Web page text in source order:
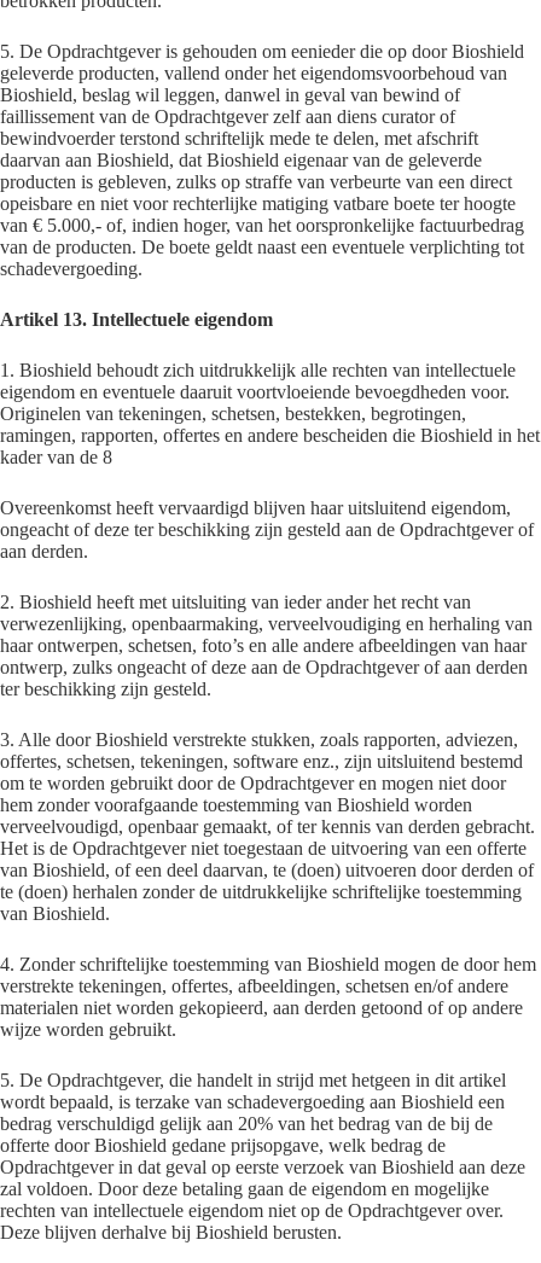
5. De Opdrachtgever is gehouden om eenieder die op door Bioshield
geleverde producten, vallend onder het eigendomsvoorbehoud van
Bioshield, beslag wil leggen, danwel in geval van bewind of
faillissement van de Opdrachtgever zelf aan diens curator of
bewindvoerder terstond schriftelijk mede te delen, met afschrift
daarvan aan Bioshield, dat Bioshield eigenaar van de geleverde
producten is gebleven, zulks op straffe van verbeurte van een direct
opeisbare en niet voor rechterlijke matiging vatbare boete ter hoogte
van € 5.000,- of, indien hoger, van het oorspronkelijke factuurbedrag
van de producten. De boete geldt naast een eventuele verplichting tot
schadevergoeding.
Artikel 13. Intellectuele eigendom
1. Bioshield behoudt zich uitdrukkelijk alle rechten van intellectuele
eigendom en eventuele daaruit voortvloeiende bevoegdheden voor.
Originelen van tekeningen, schetsen, bestekken, begrotingen,
ramingen, rapporten, offertes en andere bescheiden die Bioshield in het
kader van de 8
Overeenkomst heeft vervaardigd blijven haar uitsluitend eigendom,
ongeacht of deze ter beschikking zijn gesteld aan de Opdrachtgever of
aan derden.
2. Bioshield heeft met uitsluiting van ieder ander het recht van
verwezenlijking, openbaarmaking, verveelvoudiging en herhaling van
haar ontwerpen, schetsen, foto’s en alle andere afbeeldingen van haar
ontwerp, zulks ongeacht of deze aan de Opdrachtgever of aan derden
ter beschikking zijn gesteld.
3. Alle door Bioshield verstrekte stukken, zoals rapporten, adviezen,
offertes, schetsen, tekeningen, software enz., zijn uitsluitend bestemd
om te worden gebruikt door de Opdrachtgever en mogen niet door
hem zonder voorafgaande toestemming van Bioshield worden
verveelvoudigd, openbaar gemaakt, of ter kennis van derden gebracht.
Het is de Opdrachtgever niet toegestaan de uitvoering van een offerte
van Bioshield, of een deel daarvan, te (doen) uitvoeren door derden of
te (doen) herhalen zonder de uitdrukkelijke schriftelijke toestemming
van Bioshield.
4. Zonder schriftelijke toestemming van Bioshield mogen de door hem
verstrekte tekeningen, offertes, afbeeldingen, schetsen en/of andere
materialen niet worden gekopieerd, aan derden getoond of op andere
wijze worden gebruikt.
5. De Opdrachtgever, die handelt in strijd met hetgeen in dit artikel
wordt bepaald, is terzake van schadevergoeding aan Bioshield een
bedrag verschuldigd gelijk aan 20% van het bedrag van de bij de
offerte door Bioshield gedane prijsopgave, welk bedrag de
Opdrachtgever in dat geval op eerste verzoek van Bioshield aan deze
zal voldoen. Door deze betaling gaan de eigendom en mogelijke
rechten van intellectuele eigendom niet op de Opdrachtgever over.
Deze blijven derhalve bij Bioshield berusten.